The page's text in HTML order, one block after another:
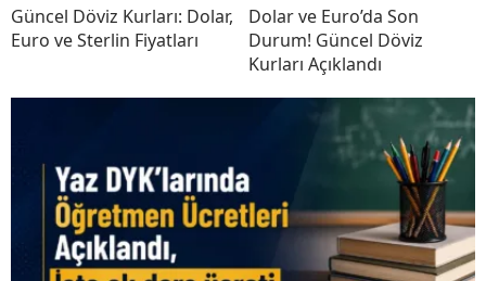
Güncel Döviz Kurları: Dolar,
Euro ve Sterlin Fiyatları
Dolar ve Euro’da Son
Durum! Güncel Döviz
Kurları Açıklandı